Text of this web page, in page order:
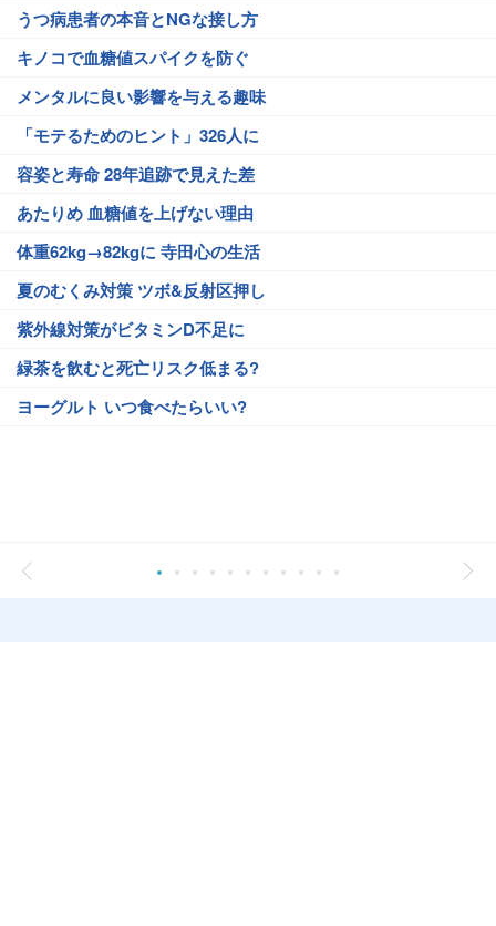
うつ病患者の本音とNGな接し方
キノコで血糖値スパイクを防ぐ
メンタルに良い影響を与える趣味
「モテるためのヒント」326人に
容姿と寿命 28年追跡で見えた差
あたりめ 血糖値を上げない理由
体重62kg→82kgに 寺田心の生活
夏のむくみ対策 ツボ&反射区押し
紫外線対策がビタミンD不足に
緑茶を飲むと死亡リスク低まる?
ヨーグルト いつ食べたらいい?